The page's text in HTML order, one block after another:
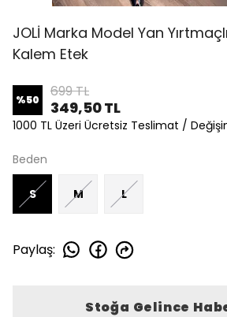
JOLİ Marka Model Yan
Kalem Etek
%50 699 TL
349,50 TL
1000 TL Üzeri Ücretsiz Teslimat /
Beden
S M L
Paylaş:
Stoğa Gelince